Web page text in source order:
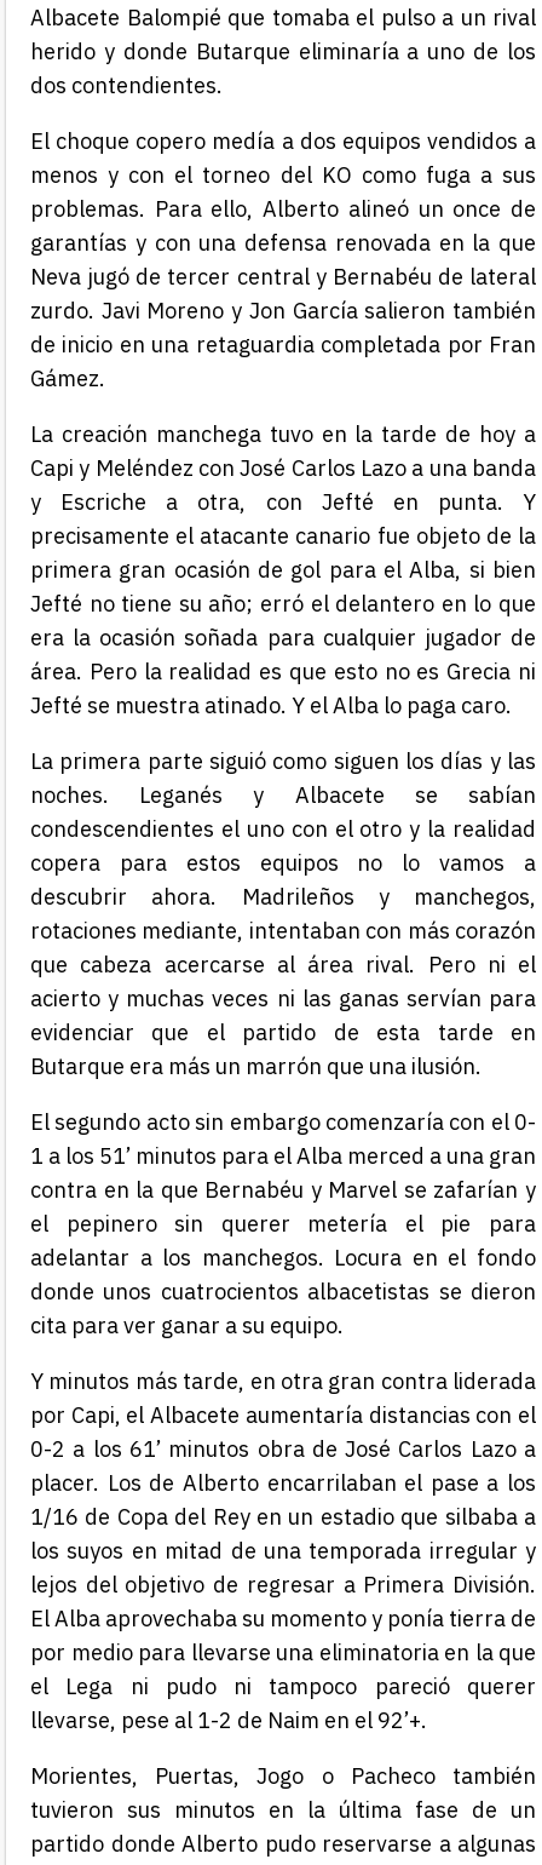
Albacete Balompié que tomaba el pulso a un rival
herido y donde Butarque eliminaría a uno de los
dos contendientes.
El choque copero medía a dos equipos vendidos a
menos y con el torneo del KO como fuga a sus
problemas. Para ello, Alberto alineó un once de
garantías y con una defensa renovada en la que
Neva jugó de tercer central y Bernabéu de lateral
zurdo. Javi Moreno y Jon García salieron también
de inicio en una retaguardia completada por Fran
Gámez.
La creación manchega tuvo en la tarde de hoy a
Capi y Meléndez con José Carlos Lazo a una banda
y Escriche a otra, con Jefté en punta. Y
precisamente el atacante canario fue objeto de la
primera gran ocasión de gol para el Alba, si bien
Jefté no tiene su año; erró el delantero en lo que
era la ocasión soñada para cualquier jugador de
área. Pero la realidad es que esto no es Grecia ni
Jefté se muestra atinado. Y el Alba lo paga caro.
La primera parte siguió como siguen los días y las
noches. Leganés y Albacete se sabían
condescendientes el uno con el otro y la realidad
copera para estos equipos no lo vamos a
descubrir ahora. Madrileños y manchegos,
rotaciones mediante, intentaban con más corazón
que cabeza acercarse al área rival. Pero ni el
acierto y muchas veces ni las ganas servían para
evidenciar que el partido de esta tarde en
Butarque era más un marrón que una ilusión.
El segundo acto sin embargo comenzaría con el 0-
1 a los 51’ minutos para el Alba merced a una gran
contra en la que Bernabéu y Marvel se zafarían y
el pepinero sin querer metería el pie para
adelantar a los manchegos. Locura en el fondo
donde unos cuatrocientos albacetistas se dieron
cita para ver ganar a su equipo.
Y minutos más tarde, en otra gran contra liderada
por Capi, el Albacete aumentaría distancias con el
0-2 a los 61’ minutos obra de José Carlos Lazo a
placer. Los de Alberto encarrilaban el pase a los
1/16 de Copa del Rey en un estadio que silbaba a
los suyos en mitad de una temporada irregular y
lejos del objetivo de regresar a Primera División.
El Alba aprovechaba su momento y ponía tierra de
por medio para llevarse una eliminatoria en la que
el Lega ni pudo ni tampoco pareció querer
llevarse, pese al 1-2 de Naim en el 92’+.
Morientes, Puertas, Jogo o Pacheco también
tuvieron sus minutos en la última fase de un
partido donde Alberto pudo reservarse a algunas